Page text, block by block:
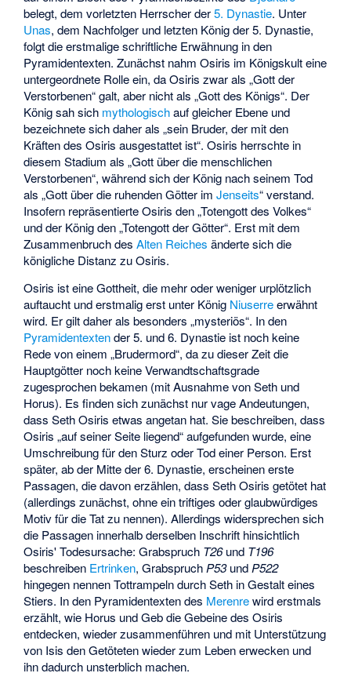
belegt, dem vorletzten Herrscher der5. Dynastie. Unter
Unas, dem Nachfolger und letzten König der 5. Dynastie,
folgt die erstmalige schriftliche Erwähnung in den
Pyramidentexten. Zunächst nahm Osiris im Königskult eine
untergeordnete Rolle ein, da Osiris zwar als „Gott der
Verstorbenen“ galt, aber nicht als „Gott des Königs“. Der
König sah sich mythologischauf gleicher Ebene und
bezeichnete sich daher als „sein Bruder, der mit den
Kräften des Osiris ausgestattet ist“. Osiris herrschte in
diesem Stadium als „Gott über die menschlichen
Verstorbenen“, während sich der König nach seinem Tod
als „Gott über die ruhenden Götter imJenseits“ verstand.
Insofern repräsentierte Osiris den „Totengott des Volkes“
und der König den „Totengott der Götter“. Erst mit dem
Zusammenbruch desAlten Reiches änderte sich die
königliche Distanz zu Osiris.
Osiris ist eine Gottheit, die mehr oder weniger urplötzlich
auftaucht und erstmalig erst unter König Niuserreerwähnt
wird. Er gilt daher als besonders „mysteriös“. In den
Pyramidentextender 5. und 6. Dynastie ist noch keine
Rede von einem „Brudermord“, da zu dieser Zeit die
Hauptgötter noch keine Verwandtschaftsgrade
zugesprochen bekamen (mit Ausnahme von Seth und
Horus). Es finden sich zunächst nur vage Andeutungen,
dass Seth Osiris etwas angetan hat. Sie beschreiben, dass
Osiris „auf seiner Seite liegend“ aufgefunden wurde, eine
Umschreibung für den Sturz oder Tod einer Person. Erst
später, ab der Mitte der 6. Dynastie, erscheinen erste
Passagen, die davon erzählen, dass Seth Osiris getötet hat
(allerdings zunächst, ohne ein triftiges oder glaubwürdiges
Motiv für die Tat zu nennen). Allerdings widersprechen sich
die Passagen innerhalb derselben Inschrift hinsichtlich
Osiris' Todesursache: Grabspruch T26und T196
beschreiben Ertrinken, Grabspruch P53und P522
hingegen nennen Tottrampeln durch Seth in Gestalt eines
Stiers. In den Pyramidentexten des Merenrewird erstmals
erzählt, wie Horus und Geb die Gebeine des Osiris
entdecken, wieder zusammenführen und mit Unterstützung
von Isis den Getöteten wieder zum Leben erwecken und
ihn dadurch unsterblich machen.